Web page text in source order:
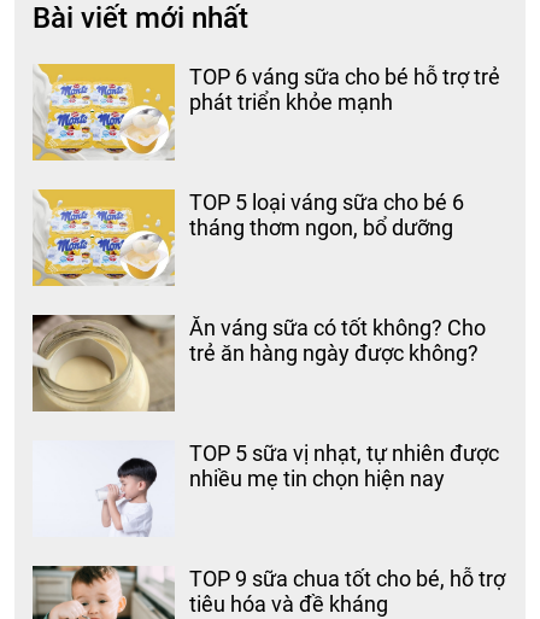
Bài viết mới nhất
TOP 6 váng sữa cho bé hỗ trợ trẻ
phát triển khỏe mạnh
TOP 5 loại váng sữa cho bé 6
tháng thơm ngon, bổ dưỡng
Ăn váng sữa có tốt không? Cho
trẻ ăn hàng ngày được không?
TOP 5 sữa vị nhạt, tự nhiên được
nhiều mẹ tin chọn hiện nay
TOP 9 sữa chua tốt cho bé, hỗ trợ
tiêu hóa và đề kháng